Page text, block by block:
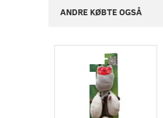
ANDRE KØBTE OGSÅ